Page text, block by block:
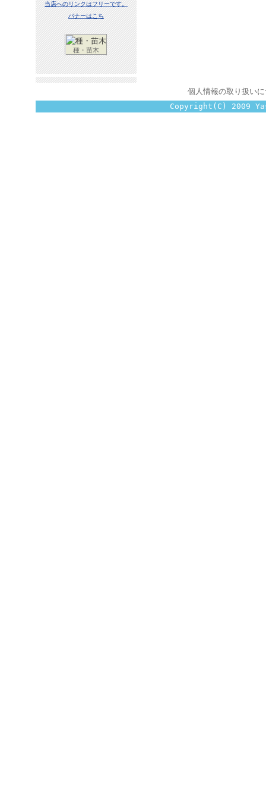
当店へのリンクはフリーです。
バナーはこち
種・苗木
個人情報の取り扱い
Copyright(C) 2009